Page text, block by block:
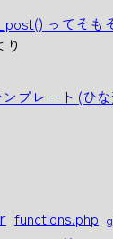
ってそも
り
プレート (ひ
functions.php